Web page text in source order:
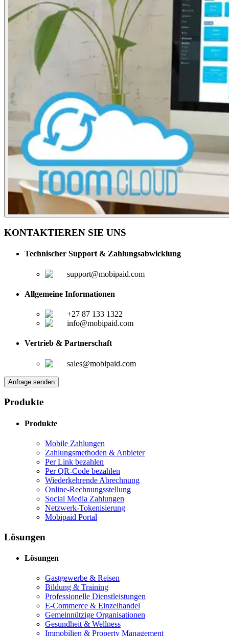
KONTAKTIEREN SIE UNS
Technischer Support & Zahlungsabwicklung
support@mobipaid.com
Allgemeine Informationen
+27 87 133 1322
info@mobipaid.com
Vertrieb & Partnerschaft
sales@mobipaid.com
Anfrage senden
Produkte
Produkte
Mobile Zahlungen
Zahlungsmethoden & Anbieter
Per Link bezahlen
Per QR-Code bezahlen
Wiederkehrende Abrechnung
Online-Rechnungsstellung
Social Media Zahlungen
Netzwerk-Tokenisierung
Mobipaid Portal
Lösungen
Lösungen
Gastgewerbe & Reisen
Bildung & Training
Professionelle Dienstleistungen
E-Commerce & Einzelhandel
Gemeinnützige Organisationen
Gesundheit & Wellness
Immobilien & Property Management